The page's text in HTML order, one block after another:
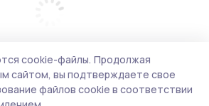
cookie-файлы. Продолжая
сайтом, вы подтверждаете свое
файлов cookie в соответствии